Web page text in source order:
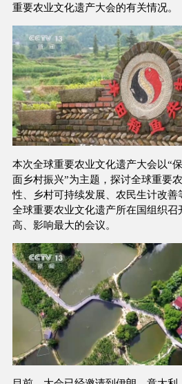
重要农业文化遗产大会的有关情况。
本次全球重要农业文化遗产大会以“
面乡村振兴”为主题，探讨全球重要
性、乡村可持续发展、农民生计改
全球重要农业文化遗产所在国组织
高、影响最大的会议。